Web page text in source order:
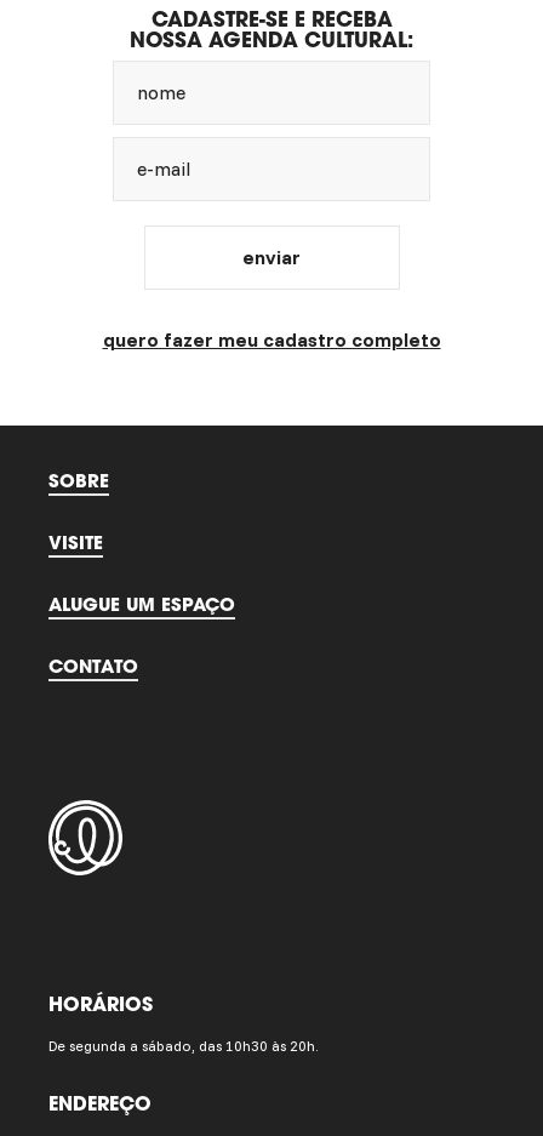
CADASTRE-SE E RECEBA
NOSSA AGENDA CULTURAL:
nome
e-mail
enviar
quero fazer meu cadastro completo
SOBRE
VISITE
ALUGUE UM ESPAÇO
CONTATO
HORÁRIOS
De segunda a sábado, das 10h30 às 20h.
ENDEREÇO